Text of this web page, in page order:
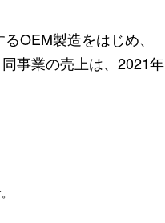
OEM製造をはじめ、
事業の売上は、2021年